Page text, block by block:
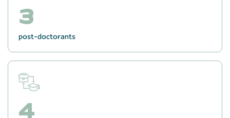
3
post-doctorants
4